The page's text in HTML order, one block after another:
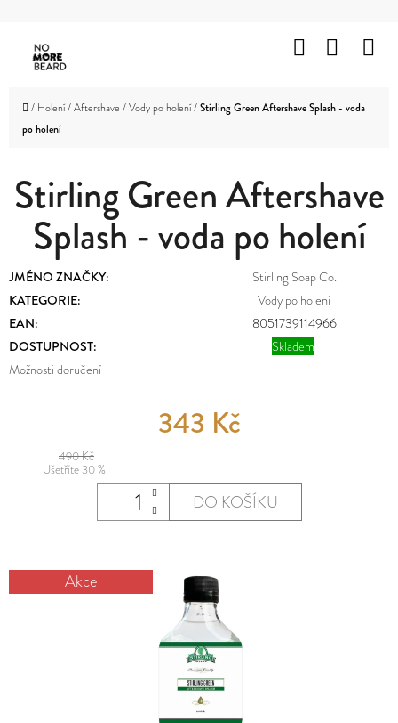
obsah
VOUSY
VLASY
OBLIČEJ
TĚLO
PŘIHLÁŠENÍ
Hledat
Domů
/ Holení/Aftershave /Vody po holení/Stirling Green Aftershave Splash - voda
po holení
Stirling Green Aftershave
Splash - voda po holení
JMÉNO ZNAČKY:
Stirling Soap Co.
KATEGORIE:
Vody po holení
EAN:
8051739114966
DOSTUPNOST:
Skladem
Možnosti doručení
343 Kč
490 Kč
Ušetříte 30 %
DO KOŠÍKU
Akce
Zpět
Zpět
C
O
P
O
E
B
U
J
Í